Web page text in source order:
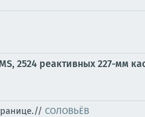
2524 реактивных 227-мм
СОЛОВЬЁВ